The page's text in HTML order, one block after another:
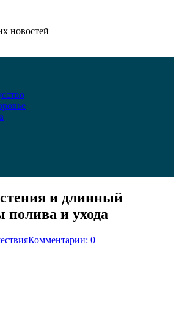
новостей
и длинный
полива и ухода
Комментарии: 0